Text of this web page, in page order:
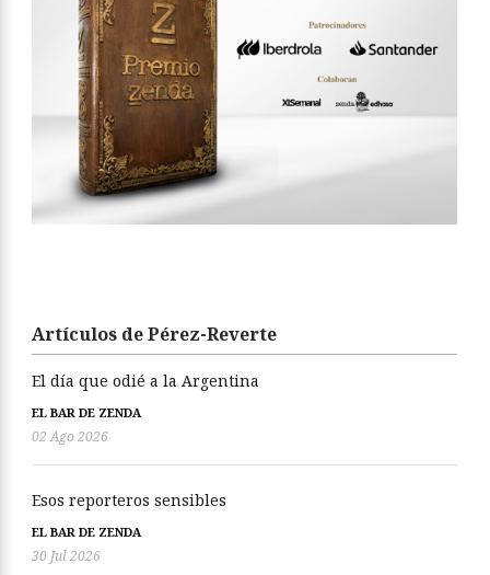
Artículos de Pérez-Reverte
El día que odié a la Argentina
EL BAR DE ZENDA
02 Ago 2026
Esos reporteros sensibles
EL BAR DE ZENDA
30 Jul 2026